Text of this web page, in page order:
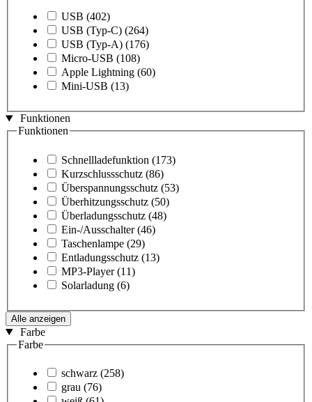
USB (402)
USB (Typ-C) (264)
USB (Typ-A) (176)
Micro-USB (108)
Apple Lightning (60)
Mini-USB (13)
Funktionen
Funktionen
Schnellladefunktion (173)
Kurzschlussschutz (86)
Überspannungsschutz (53)
Überhitzungsschutz (50)
Überladungsschutz (48)
Ein-/Ausschalter (46)
Taschenlampe (29)
Entladungsschutz (13)
MP3-Player (11)
Solarladung (6)
Alle anzeigen
Farbe
Farbe
schwarz (258)
grau (76)